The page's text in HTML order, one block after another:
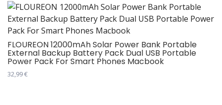
до
26,99 €
има
више
варијанти.
Опције
могу
бити
изабране
FLOUREON 12000mAh Solar Power Bank Portable
External Backup Battery Pack Dual USB Portable
Power Pack For Smart Phones Macbook
32,99€